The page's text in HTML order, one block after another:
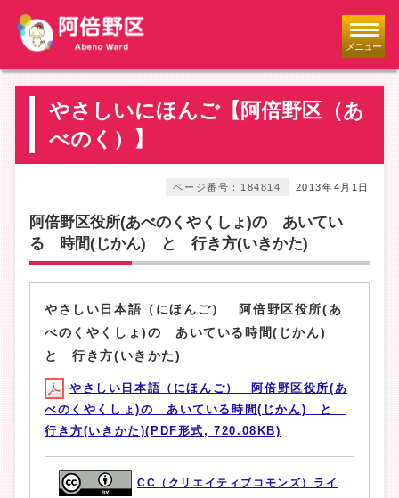
メニュー
やさしいにほんご【阿倍野区（あ
べのく）】
2013年4月1日
ページ番号：184814
阿倍野区役所(あべのくやくしょ)の あいてい
る 時間(じかん) と 行き方(いきかた)
やさしい日本語（にほんご） 阿倍野区役所(あ
べのくやくしょ)の あいている時間(じかん)
と 行き方(いきかた)
やさしい日本語（にほんご） 阿倍野区役所(あ
べのくやくしょ)の あいている時間(じかん) と
行き方(いきかた)(PDF形式, 720.08KB)
CC（クリエイティブコモンズ）ライ